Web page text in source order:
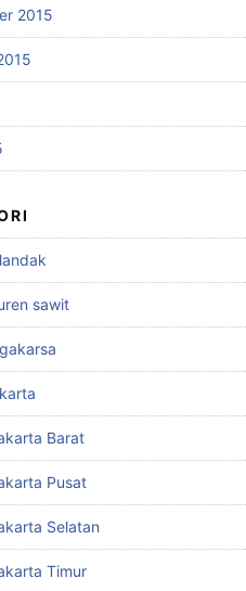
2015
sawit
Barat
Pusat
Selatan
Timur